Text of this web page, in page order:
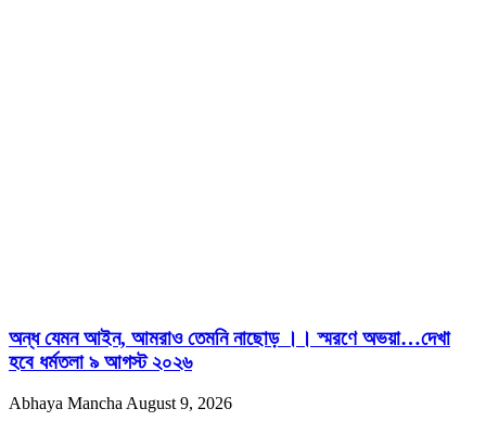
অন্ধ যেমন আইন, আমরাও তেমনি নাছোড় ।। স্মরণে অভয়া…দেখা
হবে ধর্মতলা ৯ আগস্ট ২০২৬
Abhaya ManchaAugust 9, 2026